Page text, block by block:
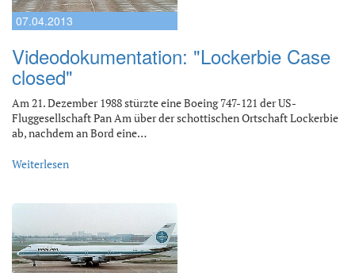
07.04.2013
Videodokumentation: "Lockerbie Case
closed"
Am 21. Dezember 1988 stürzte eine Boeing 747-121 der US-
Fluggesellschaft Pan Am über der schottischen Ortschaft Lockerbie
ab, nachdem an Bord eine…
Weiterlesen